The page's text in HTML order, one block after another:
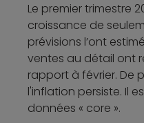
Le premier trimestre
croissance de
prévisions l’ont
ventes au détail ont
rapport à février. De
l'inflation persiste. Il
données « core ».